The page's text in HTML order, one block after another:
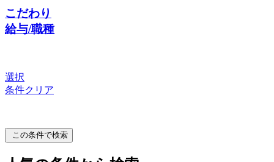
こだわり
給与/職種
選択
条件クリア
この条件で検索